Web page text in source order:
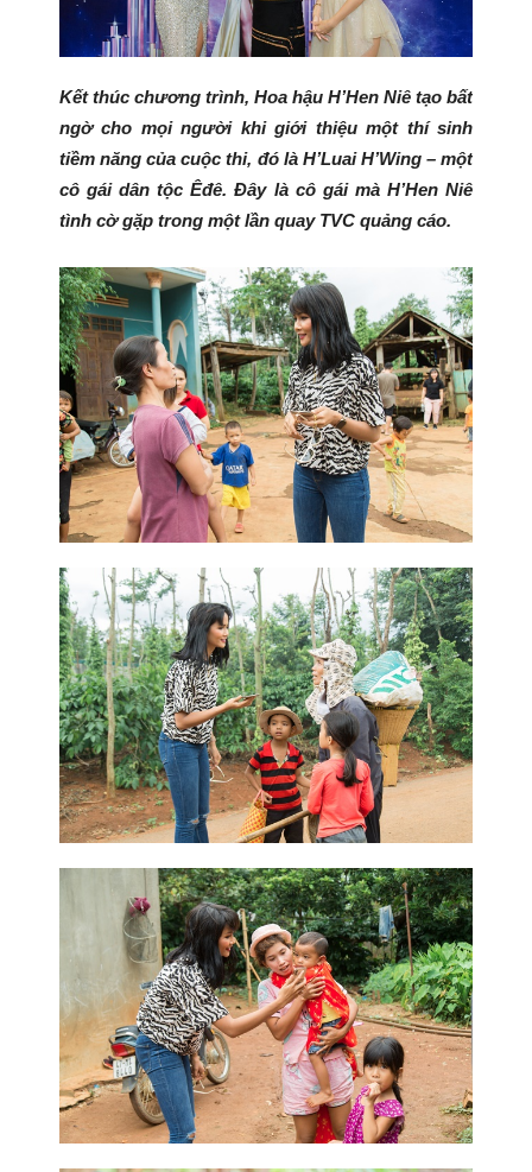
Kết thúc chương trình, Hoa hậu H’Hen Niê tạo bất
ngờ cho mọi người khi giới thiệu một thí sinh
tiềm năng của cuộc thi, đó là H’Luai H’Wing – một
cô gái dân tộc Êđê. Đây là cô gái mà H’Hen Niê
tình cờ gặp trong một lần quay TVC quảng cáo.